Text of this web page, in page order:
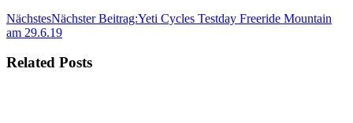
NächstesNächster Beitrag:Yeti Cycles Testday Freeride Mountain
am 29.6.19
Related Posts